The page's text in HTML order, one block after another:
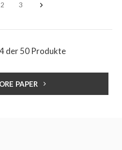
2 3
der 50 Produkte
PAPER